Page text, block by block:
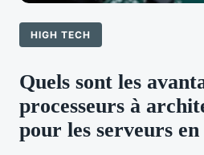
HIGH TECH
Quels sont les
processeurs à
pour les serveurs